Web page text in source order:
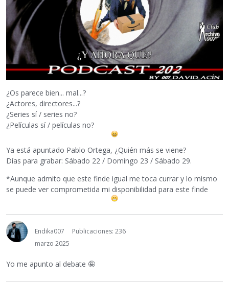
¿Os parece bien... mal...?
¿Actores, directores...?
¿Series sí / series no?
¿Películas sí / películas no?
Ya está apuntado Pablo Ortega, ¿Quién más se viene?
Días para grabar: Sábado 22 / Domingo 23 / Sábado 29.
*Aunque admito que este finde igual me toca currar y lo mismo
se puede ver comprometida mi disponibilidad para este finde
Endika007
Publicaciones: 236
marzo 2025
Yo me apunto al debate 🤪